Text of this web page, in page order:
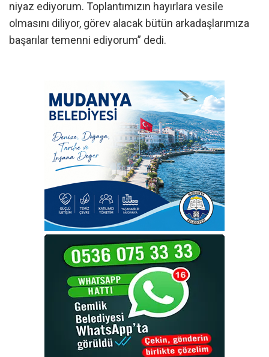
niyaz ediyorum. Toplantımızın hayırlara vesile
olmasını diliyor, görev alacak bütün arkadaşlarımıza
başarılar temenni ediyorum” dedi.